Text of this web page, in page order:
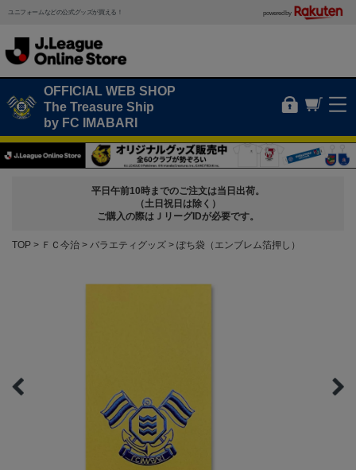
ユニフォームなどの公式グッズが買える！ powered by
OFFICIAL WEB SHOP
The Treasure Ship
by FC IMABARI
平日午前10時までのご注文は当日出荷。
（土日祝日は除く）
ご購入の際はＪリーグIDが必要です。
TOP ＦＣ今治 バラエティグッズ ぽち袋（エンブレム箔押し）